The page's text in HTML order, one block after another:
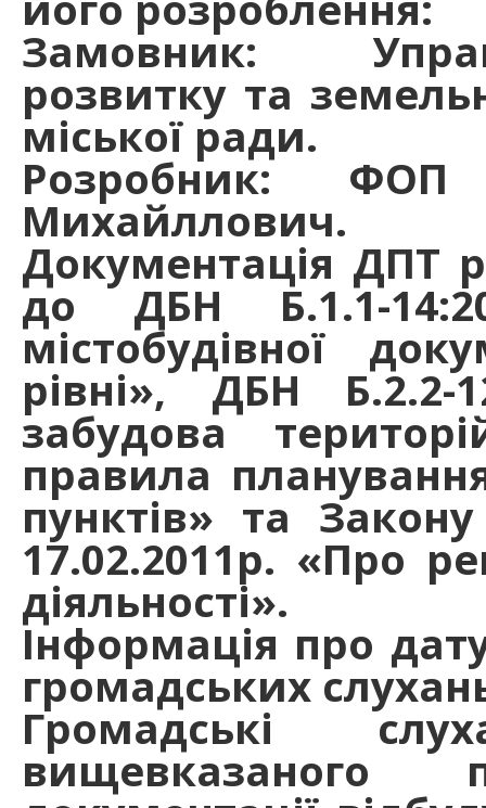
Замовник:
розвитку та
міської ради.
Розробник: ФОП
Михайллович.
Документація ДПТ
до ДБН Б.1.1-
містобудівної
рівні», ДБН Б.2.2-
забудова
правила
пунктів» та
17.02.2011р. «Про
діяльності».
Інформація про
громадських
Громадські
вищевказаного